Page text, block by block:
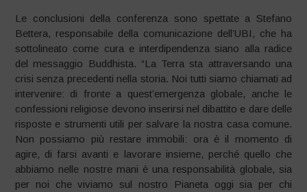
Le conclusioni della conferenza sono spettate a Stefano
Bettera, responsabile della comunicazione dell’UBI, che ha
sottolineato come cura e interdipendenza siano alla radice
del messaggio Buddhista. “La Terra sta attraversando una
crisi senza precedenti nella storia. Noi tutti siamo chiamati ad
intervenire: di fronte a quest’emergenza globale, anche le
confessioni religiose devono inserirsi nel dibattito e dare delle
risposte e strumenti utili per salvare la nostra casa comune.
Non possiamo più restare immobili: ora è il momento di
agire, di farsi avanti e lavorare insieme, perché quello che
abbiamo nelle nostre mani è una responsabilità globale, sia
per noi che viviamo sul nostro Pianeta oggi sia per chi